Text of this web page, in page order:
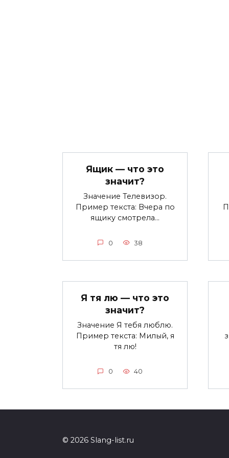
Ящик — что это
значит?
Значение Телевизор.
Пример текста: Вчера по
ящику смотрела…
0 38
Я тя лю — что это
значит?
Значение Я тебя люблю.
Пример текста: Милый, я
тя лю!
0 40
© 2026 Slang-list.ru